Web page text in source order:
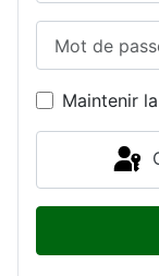
Maintenir